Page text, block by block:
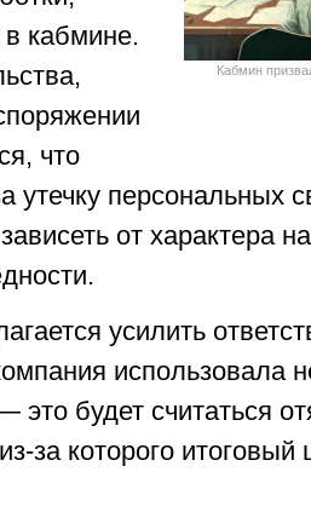
Кабмин
кабмине.
что
утечку персональных
от характера
усилить
использовала
это будет считаться
за которого